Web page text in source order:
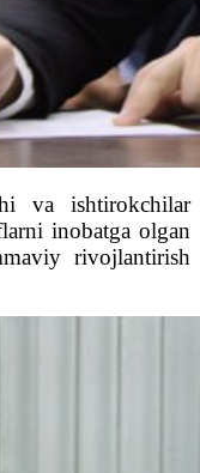
va ishtirokchilar
inobatga olgan
rivojlantirish